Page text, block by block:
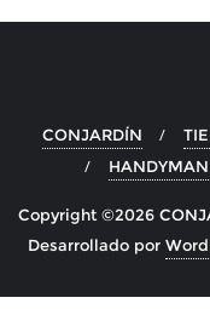
CONJARDÍN
HANDYMAN
Copyright ©2026
Desarrollado por